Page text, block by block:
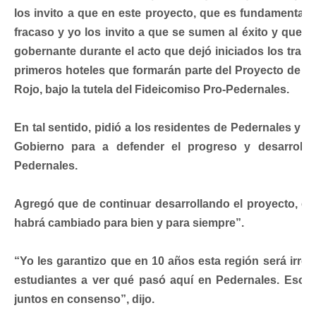
los invito a que en este proyecto, que es fundamental
fracaso y yo los invito a que se sumen al éxito y que
gobernante durante el acto que dejó iniciados los
primeros hoteles que formarán parte del Proyecto de
Rojo, bajo la tutela del Fideicomiso Pro-Pedernales.
En tal sentido, pidió a los residentes de Pedernales y
Gobierno para a defender el progreso y
Pedernales.
Agregó que de continuar desarrollando el proyecto,
habrá cambiado para bien y para siempre”.
“Yo les garantizo que en 10 años esta región será
estudiantes a ver qué pasó aquí en Pedernales. Eso
juntos en consenso”, dijo.